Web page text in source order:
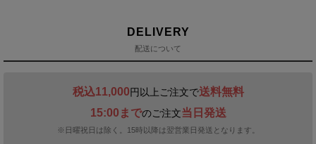
DELIVERY
配送について
税込11,000円以上ご注文で送料無料
15:00までのご注文当日発送
※日曜祝日は除く。15時以降は翌営業日発送となります。